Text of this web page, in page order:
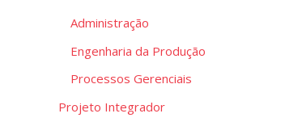
Administração
Engenharia da Produção
Processos Gerenciais
Projeto Integrador